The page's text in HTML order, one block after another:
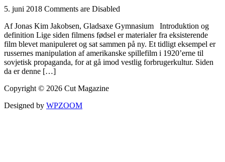
5. juni 2018 Comments are Disabled
Af Jonas Kim Jakobsen, Gladsaxe Gymnasium Introduktion og
definition Lige siden filmens fødsel er materialer fra eksisterende
film blevet manipuleret og sat sammen på ny. Et tidligt eksempel er
russernes manipulation af amerikanske spillefilm i 1920’erne til
sovjetisk propaganda, for at gå imod vestlig forbrugerkultur. Siden
da er denne […]
Copyright © 2026 Cut Magazine
Designed by WPZOOM